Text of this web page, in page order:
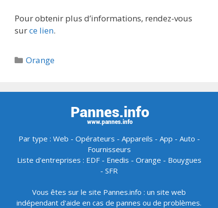
Pour obtenir plus d’informations, rendez-vous
surce lien.
Catégories
Orange
Par type : Web - Opérateurs - Appareils - App - Auto -
Fournisseurs
Liste d'entreprises : EDF- Enedis - Orange - Bouygues
- SFR
Vous êtes sur le site Pannes.info : un site web
indépendant d'aide en cas de pannes ou de problèmes.